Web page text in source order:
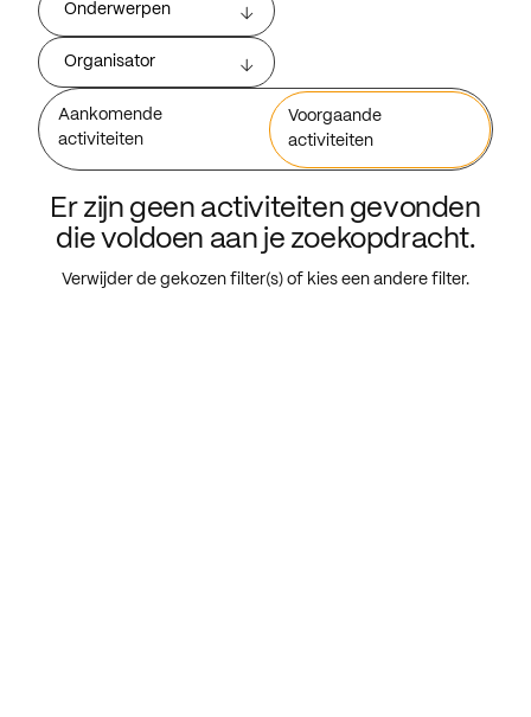
Onderwerpen
Organisator
Aankomende
activiteiten
Voorgaande
activiteiten
Er zijn geen activiteiten gevonden
die voldoen aan je zoekopdracht.
Verwijder de gekozen filter(s) of kies een andere filter.